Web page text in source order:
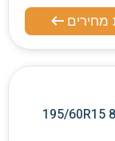
מחירים
195/60R15